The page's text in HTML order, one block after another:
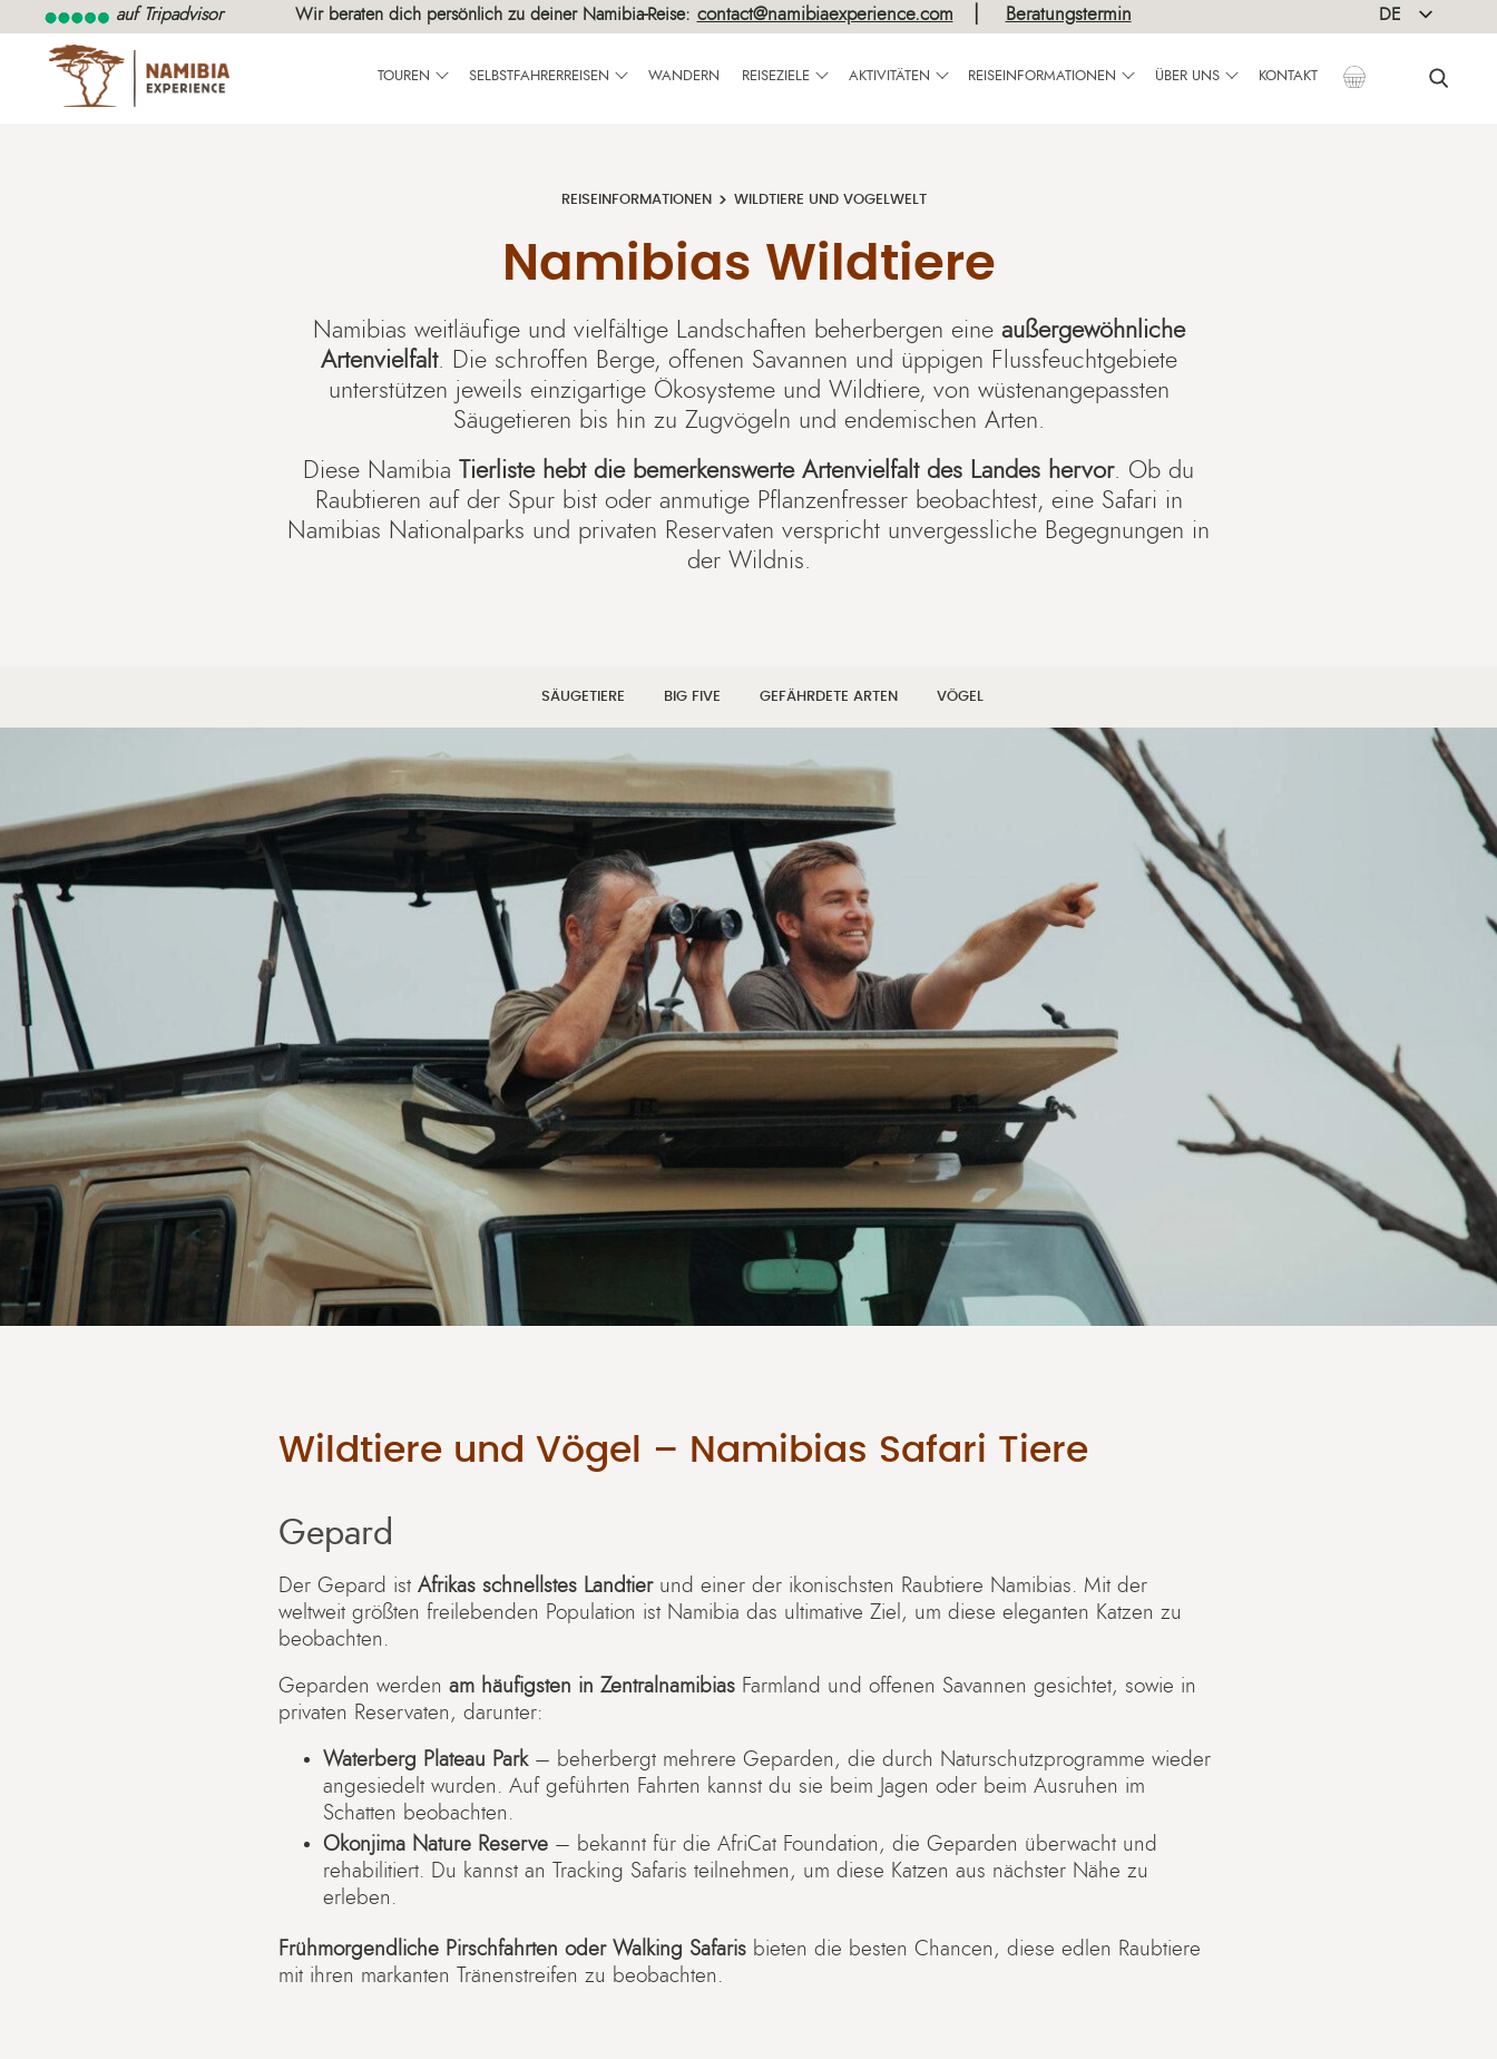
auf Tripadvisor
DE
Wir beraten dich persönlich zu deiner Namibia-Reise: contact@namibiaexperience.com Beratungstermin
TOUREN SELBSTFAHRERREISEN WANDERN REISEZIELE AKTIVITÄTEN REISEINFORMATIONEN ÜBER UNS KONTAKT
REISEINFORMATIONEN WILDTIERE UND VOGELWELT
Namibias Wildtiere
Namibias weitläufige und vielfältige Landschaften beherbergen eine außergewöhnliche
Artenvielfalt. Die schroffen Berge, offenen Savannen und üppigen Flussfeuchtgebiete
unterstützen jeweils einzigartige Ökosysteme und Wildtiere, von wüstenangepassten
Säugetieren bis hin zu Zugvögeln und endemischen Arten.
Diese Namibia Tierliste hebt die bemerkenswerte Artenvielfalt des Landes hervor. Ob du
Raubtieren auf der Spur bist oder anmutige Pflanzenfresser beobachtest, eine Safari in
Namibias Nationalparks und privaten Reservaten verspricht unvergessliche Begegnungen in
der Wildnis.
SÄUGETIERE BIG FIVE GEFÄHRDETE ARTEN VÖGEL
Wildtiere und Vögel – Namibias Safari Tiere
Gepard
Der Gepard ist Afrikas schnellstes Landtierund einer der ikonischsten Raubtiere Namibias. Mit der
weltweit größten freilebenden Population ist Namibia das ultimative Ziel, um diese eleganten Katzen zu
beobachten.
Geparden werden am häufigsten in Zentralnamibias Farmland und offenen Savannen gesichtet, sowie in
privaten Reservaten, darunter:
Waterberg Plateau Park– beherbergt mehrere Geparden, die durch Naturschutzprogramme wieder
angesiedelt wurden. Auf geführten Fahrten kannst du sie beim Jagen oder beim Ausruhen im
Schatten beobachten.
Okonjima Nature Reserve – bekannt für die AfriCat Foundation, die Geparden überwacht und
rehabilitiert. Du kannst an Tracking Safaris teilnehmen, um diese Katzen aus nächster Nähe zu
erleben.
Frühmorgendliche Pirschfahrten oder Walking Safaris bieten die besten Chancen, diese edlen Raubtiere
mit ihren markanten Tränenstreifen zu beobachten.